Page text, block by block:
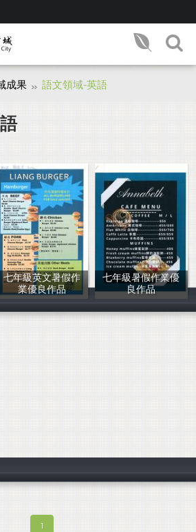
成果 語文領域-英語
七年級英文暑假作
業優良作品
吳育萱
七年級暑假作業優
良作品
葉宇揚
1